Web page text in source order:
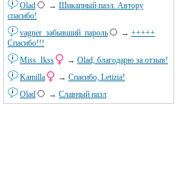
Olad
→ Шикапный пазл. Автору
спасибо!
vagner_забывший_пароль
→ +++++
Спасибо!!!
Miss_Ikss
→ Olad, благодарю за отзыв!
Kamilla
→ Спасибо, Letizia!
Olad
→ Славный пазл